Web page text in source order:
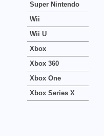
Super Nintendo
Wii
Wii U
Xbox
Xbox 360
Xbox One
Xbox Series X